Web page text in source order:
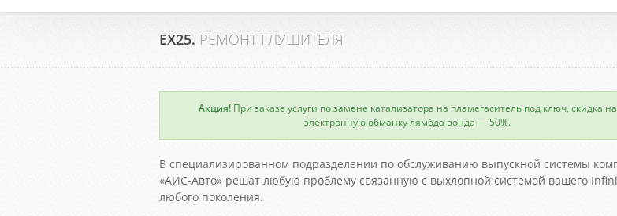
EХ25. РЕМОНТ ГЛУШИТЕЛЯ
Акция!При заказе услуги по замене катализатора на пламегаситель под ключ, скидка на
электронную обманку лямбда-зонда — 50%.
×
В специализированном подразделении по обслуживанию выпускной системы
«АИС-Авто» решат любую проблему связанную с выхлопной системой вашего
любого поколения.